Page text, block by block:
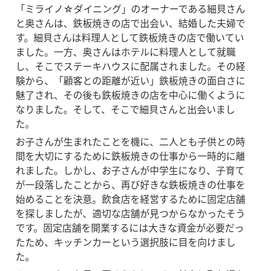
「ミライノ☆ダイニング」のオーナーである細貝さん
と奥さんは、鉄板焼きの店で出会い、結婚した夫婦で
す。細貝さんは料理人として鉄板焼きの店で働いてい
ました。一方、奥さんはホテルに料理人として就職
し、そこでステーキハウスに配属されました。その経
験から、「顧客との距離が近い」鉄板焼きの面白さに
魅了され、その後も鉄板焼きの店を中心に働くように
なりました。そして、そこで細貝さんと出会いまし
た。
お子さんが生まれたことを機に、二人とも子供との時
間を大切にするために鉄板焼きの仕事から一時的に離
れました。しかし、お子さんが中学生になり、子育て
が一段落したことから、再び好きな鉄板焼きの仕事を
始めることを決意。飲食店を経営するために固定店舗
を探しましたが、適切な店舗が見つからなかったそう
です。固定店舗を開業するには大きな資金が必要だっ
たため、キッチンカーという選択肢に目を向けまし
た。